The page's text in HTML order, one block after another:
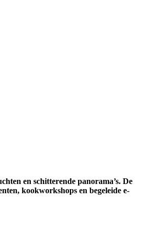
en schitterende panorama’s. De
kookworkshops en begeleide e-